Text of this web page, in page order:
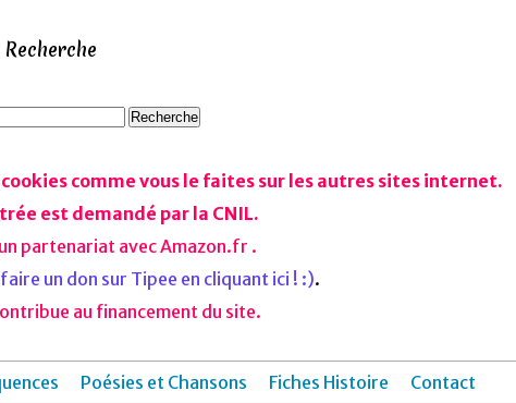
Recherche
comme vous le faites sur les autres sites internet.
est demandé par la CNIL.
partenariat avec Amazon.fr .
un don sur Tipee en cliquant ici ! :).
au financement du site.
Poésies et Chansons Fiches Histoire Contact